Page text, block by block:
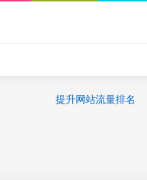
提升网站流量排名